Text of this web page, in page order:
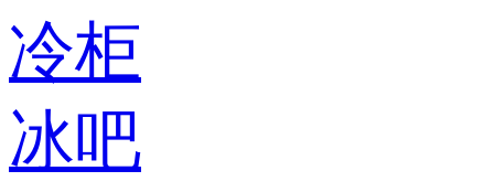
冷柜
冰吧